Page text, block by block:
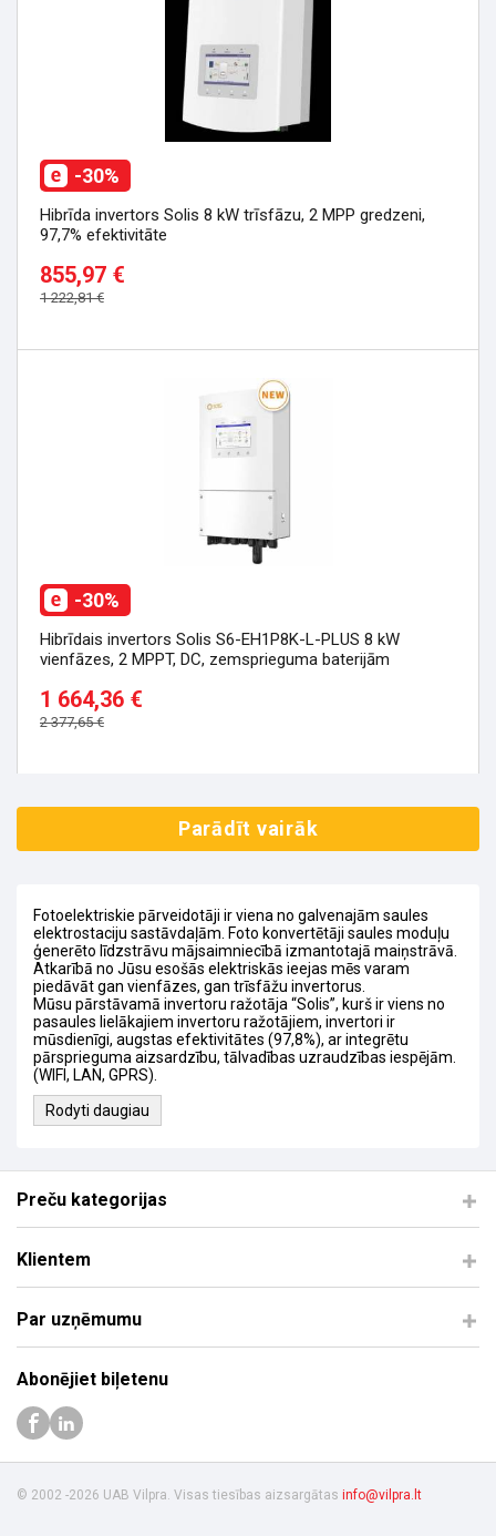
Hibrīda invertors Solis 8 kW trīsfāzu, 2 MPP gredzeni,
97,7% efektivitāte
855,97 €
1 222,81 €
-30%
Hibrīdais invertors Solis S6-EH1P8K-L-PLUS 8 kW
vienfāzes, 2 MPPT, DC, zemsprieguma baterijām
1 664,36 €
2 377,65 €
-30%
Parādīt vairāk
Fotoelektriskie pārveidotāji ir viena no galvenajām saules
elektrostaciju sastāvdaļām. Foto konvertētāji saules moduļu
ģenerēto līdzstrāvu mājsaimniecībā izmantotajā maiņstrāvā.
Atkarībā no Jūsu esošās elektriskās ieejas mēs varam
piedāvāt gan vienfāzes, gan trīsfāžu invertorus.
Mūsu pārstāvamā invertoru ražotāja “Solis”, kurš ir viens no
pasaules lielākajiem invertoru ražotājiem, invertori ir
mūsdienīgi, augstas efektivitātes (97,8%), ar integrētu
pārsprieguma aizsardzību, tālvadības uzraudzības iespējām.
(WIFI, LAN, GPRS).
Rodyti daugiau
Preču kategorijas
Klientem
Par uzņēmumu
Abonējiet biļetenu
© 2002 -2026 UAB Vilpra. Visas tiesības aizsargātas info@vilpra.lt